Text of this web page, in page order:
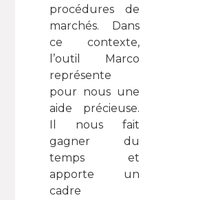
procédures de
marchés. Dans
ce contexte,
l’outil Marco
représente
pour nous une
aide précieuse.
Il nous fait
gagner du
temps et
apporte un
cadre